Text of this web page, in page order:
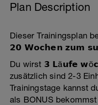
Plan Description
Dieser Trainingsplan
𝟮𝟬 𝗪𝗼𝗰𝗵𝗲𝗻 𝘇𝘂𝗺
Du wirst 𝟯 𝗟ä𝘂𝗳𝗲
zusätzlich sind 2-3
Trainingstage kannst
als BONUS